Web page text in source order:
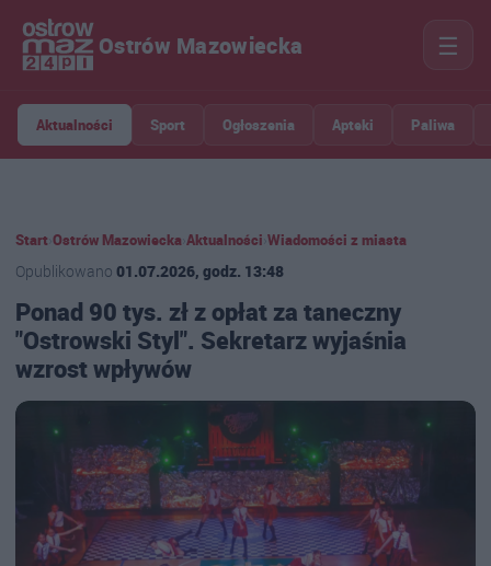
Ostrów Mazowiecka ☰
Aktualności Sport Ogłoszenia Apteki Paliwa
Start Ostrów Mazowiecka Aktualności Wiadomości z miasta
Opublikowano 01.07.2026, godz. 13:48
Ponad 90 tys. zł z opłat za taneczny
"Ostrowski Styl". Sekretarz wyjaśnia
wzrost wpływów